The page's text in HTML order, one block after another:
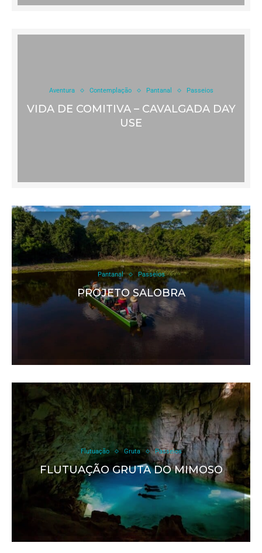
Aventura Contemplação Pantanal Passeios
VIDA DE COMITIVA – CAVALGADA DAY
USE
Pantanal Passeios
PROJETO SALOBRA
Flutuação Gruta Passeios
FLUTUAÇÃO GRUTA DO MIMOSO